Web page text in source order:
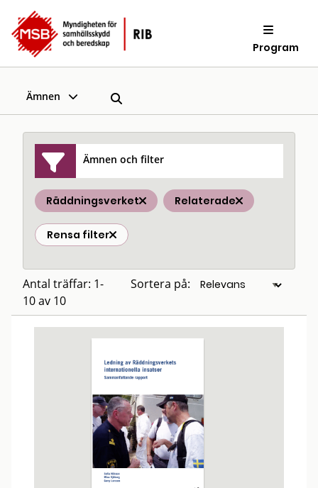
Program
Ämnen
Ämnen och filter
Räddningsverket Relaterade
Rensa filter
Antal träffar: 1-
10 av 10
Sortera på: